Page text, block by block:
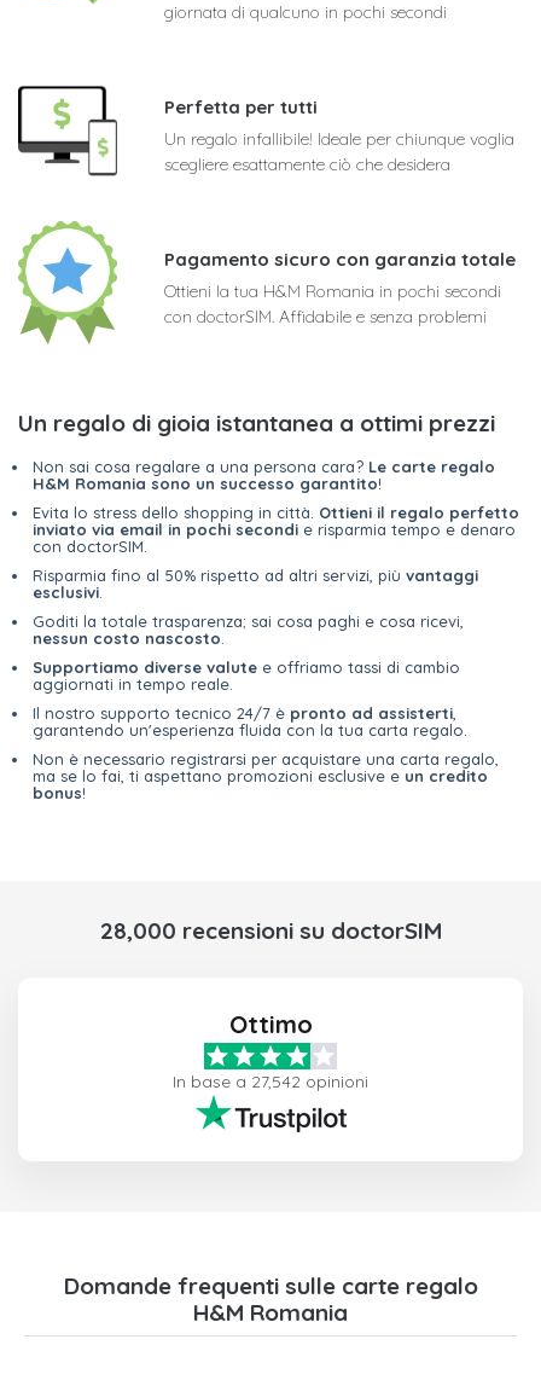
giornata di qualcuno in pochi secondi
Perfetta per tutti
Un regalo infallibile! Ideale per chiunque voglia
scegliere esattamente ciò che desidera
Pagamento sicuro con garanzia totale
Ottieni la tua H&M Romania in pochi secondi
con doctorSIM. Affidabile e senza problemi
Un regalo di gioia istantanea a ottimi prezzi
Non sai cosa regalare a una persona cara? Le carte regalo
H&M Romania sono un successo garantito!
Evita lo stress dello shopping in città. Ottieni il regalo perfetto
inviato via email in pochi secondi e risparmia tempo e denaro
con doctorSIM.
Risparmia fino al 50% rispetto ad altri servizi, più vantaggi
esclusivi
Goditi la totale trasparenza; sai cosa paghi e cosa ricevi,
nessun costo nascosto
Supportiamo diverse valute e offriamo tassi di cambio
aggiornati in tempo reale.
Il nostro supporto tecnico 24/7 è pronto ad assisterti
garantendo un'esperienza fluida con la tua carta regalo.
Non è necessario registrarsi per acquistare una carta regalo,
ma se lo fai, ti aspettano promozioni esclusive e un credito
bonus!
28,000 recensioni su doctorSIM
Ottimo
In base a 27,542 opinioni
Domande frequenti sulle carte regalo
H&M Romania